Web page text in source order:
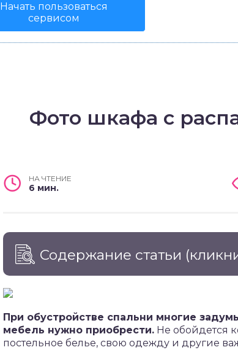
Начать пользоваться
сервисом
Фото шкафа с
НА ЧТЕНИЕ
6 мин.
Содержание статьи
При обустройстве спальни многие
мебель нужно приобрести. Не обойдется
постельное белье, свою одежду и другие